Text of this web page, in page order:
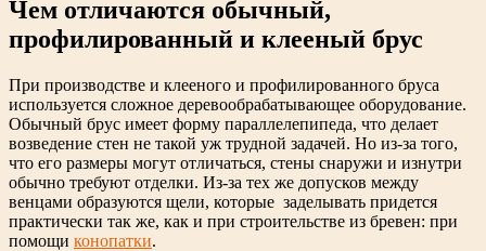
Чем отличаются обычный,
профилированный и клееный брус
При производстве и клееного и профилированного бруса
используется сложное деревообрабатывающее оборудование.
Обычный брус имеет форму параллелепипеда, что делает
возведение стен не такой уж трудной задачей. Но из-за того,
что его размеры могут отличаться, стены снаружи и изнутри
обычно требуют отделки. Из-за тех же допусков между
венцами образуются щели, которые заделывать придется
практически так же, как и при строительстве из бревен: при
помощи конопатки.